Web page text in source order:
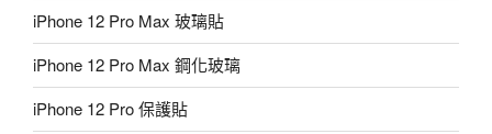
iPhone 12 Pro Max 玻璃貼
iPhone 12 Pro Max 鋼化玻璃
iPhone 12 Pro 保護貼